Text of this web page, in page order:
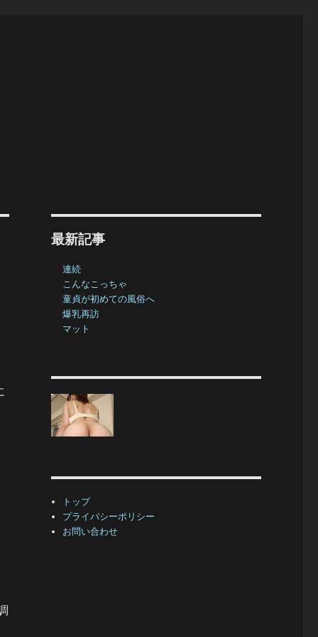
最新記事
連続
こんなこっちゃ
童貞が初めての風俗へ
爆乳再訪
マット
トップ
プライバシーポリシー
お問い合わせ